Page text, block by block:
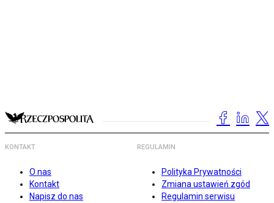
KONTAKT
O nas
Kontakt
Napisz do nas
REGULAMIN
Polityka Prywatności
Zmiana ustawień zgód
Regulamin serwisu